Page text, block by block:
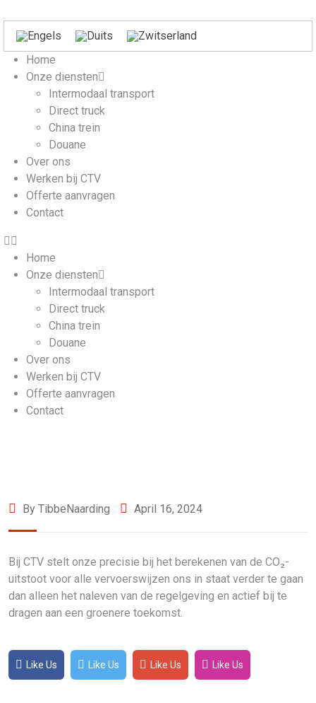
Home
Onze diensten
Intermodaal transport
Direct truck
China trein
Douane
Over ons
Werken bij CTV
Offerte aanvragen
Contact
Home
Onze diensten
Intermodaal transport
Direct truck
China trein
Douane
Over ons
Werken bij CTV
Offerte aanvragen
Contact
By TibbeNaarding April 16, 2024
Bij CTV stelt onze precisie bij het berekenen van de CO₂-
uitstoot voor alle vervoerswijzen ons in staat verder te gaan
dan alleen het naleven van de regelgeving en actief bij te
dragen aan een groenere toekomst.
Like Us Like Us Like Us Like Us